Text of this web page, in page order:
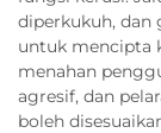
diperkukuh, dan
untuk mencipta
menahan
agresif, dan
boleh